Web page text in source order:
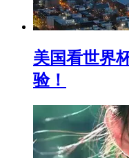
美国看世界
验！